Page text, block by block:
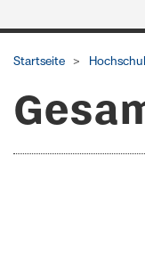
Startseite